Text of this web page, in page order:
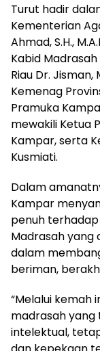
Turut hadir
Kementerian
Ahmad, S.H.,
Kabid
Riau Dr.
Kemenag
Pramuka
mewakili Ketua
Kampar, serta
Kusmiati.
Dalam
Kampar
penuh
Madrasah yang
dalam
beriman,
“Melalui kemah
madrasah yang
intelektual,